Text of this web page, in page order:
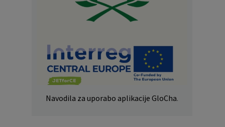
Navodila za uporabo aplikacije GloCha.